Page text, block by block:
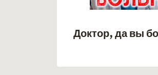
Доктор, да вы